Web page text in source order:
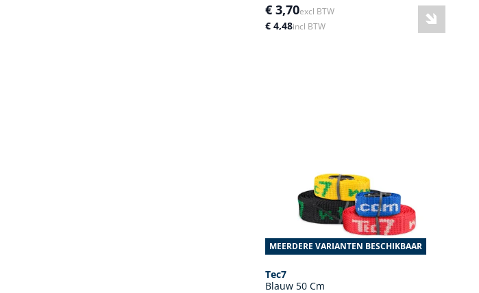
€ 3,70excl BTW
€ 4,48incl BTW
MEERDERE VARIANTEN BESCHIKBAAR
Tec7
Blauw 50 Cm